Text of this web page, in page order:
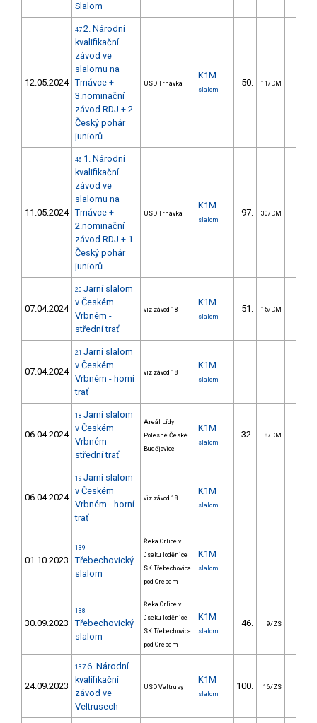
Slalom
12.05.2024
47 2. Národní
kvalifikační
závod ve
slalomu na
Trnávce +
3.nominační
závod RDJ + 2.
Český pohár
juniorů
USD Trnávka
K1M
slalom
50. 11/DM
11.05.2024
46 1. Národní
kvalifikační
závod ve
slalomu na
Trnávce +
2.nominační
závod RDJ + 1.
Český pohár
juniorů
USD Trnávka
K1M
slalom
97. 30/DM
07.04.2024
20 Jarní slalom
v Českém
Vrbném -
střední trať
viz závod 18
K1M
slalom
51. 15/DM
07.04.2024
21 Jarní slalom
v Českém
Vrbném - horní
trať
viz závod 18
K1M
slalom
06.04.2024
18 Jarní slalom
v Českém
Vrbném -
střední trať
Areál Lídy
Polesné České
Budějovice
K1M
slalom
32. 8/DM
06.04.2024
19 Jarní slalom
v Českém
Vrbném - horní
trať
viz závod 18
K1M
slalom
01.10.2023
139
Třebechovický
slalom
Řeka Orlice v
úseku loděnice
SK Třebechovice
pod Orebem
K1M
slalom
30.09.2023
138
Třebechovický
slalom
Řeka Orlice v
úseku loděnice
SK Třebechovice
pod Orebem
K1M
slalom
46. 9/ZS
24.09.2023
137 6. Národní
kvalifikační
závod ve
Veltrusech
USD Veltrusy
K1M
slalom
100. 16/ZS